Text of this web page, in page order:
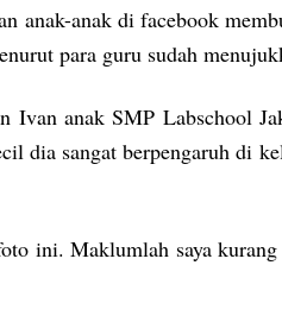
anak-anak di facebook
para guru sudah
Ivan anak SMP Labschool
dia sangat berpengaruh di
ini. Maklumlah saya